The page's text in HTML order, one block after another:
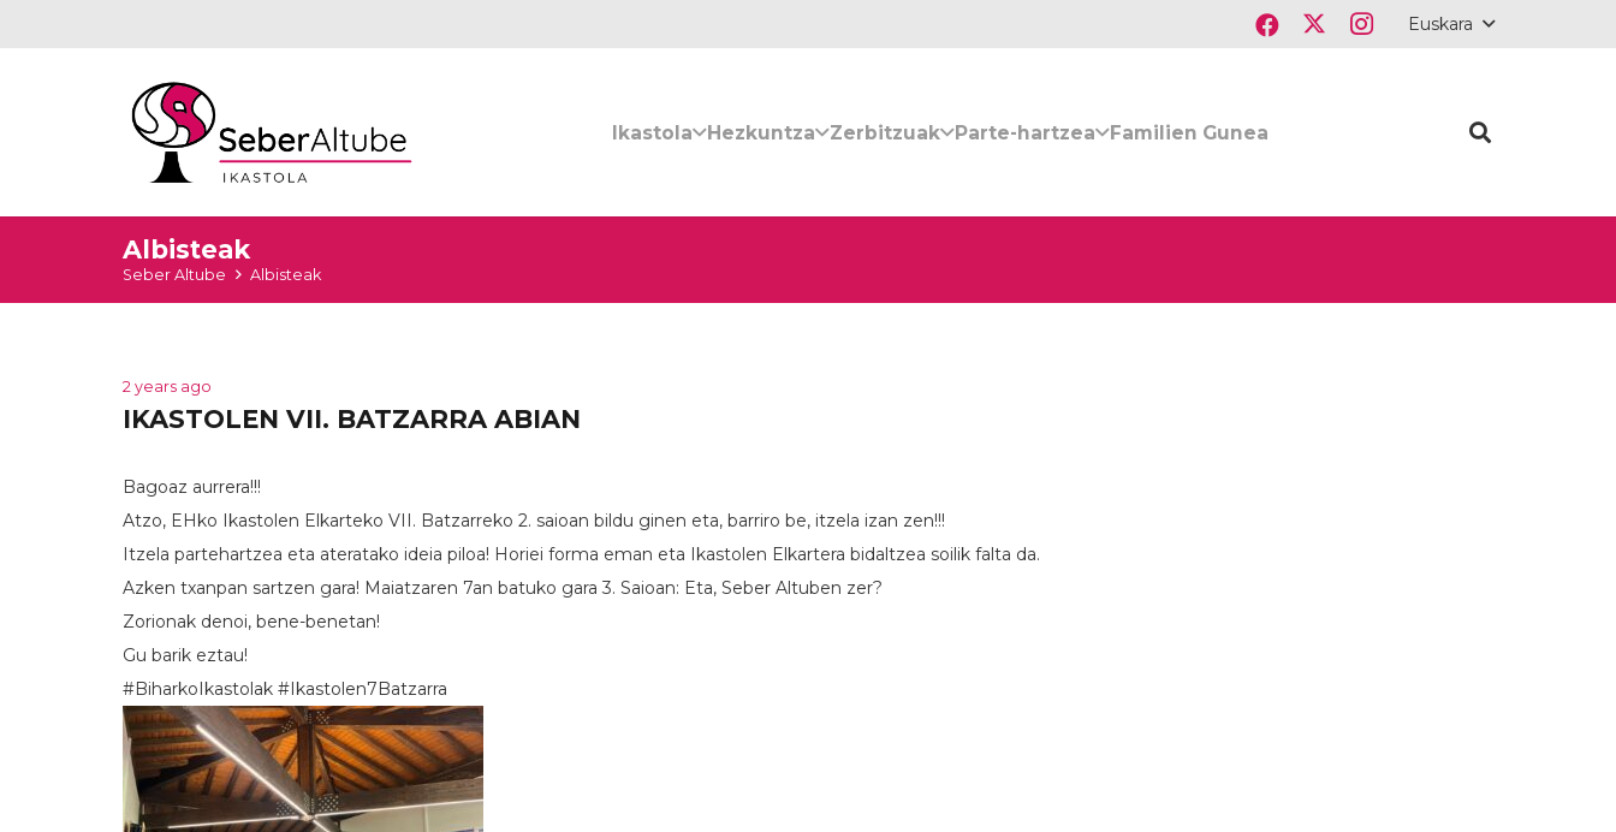
Euskara
Ikastola Hezkuntza Zerbitzuak Parte-hartzea Familien Gunea
Albisteak
Seber Altube Albisteak
2 years ago
IKASTOLEN VII. BATZARRA ABIAN
Bagoaz aurrera!!!
Atzo, EHko Ikastolen Elkarteko VII. Batzarreko 2. saioan bildu ginen eta, barriro be, itzela izan zen!!!
Itzela partehartzea eta ateratako ideia piloa! Horiei forma eman eta Ikastolen Elkartera bidaltzea soilik falta da.
Azken txanpan sartzen gara! Maiatzaren 7an batuko gara 3. Saioan: Eta, Seber Altuben zer?
Zorionak denoi, bene-benetan!
Gu barik eztau!
#BiharkoIkastolak #Ikastolen7Batzarra